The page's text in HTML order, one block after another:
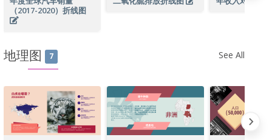
（2017-2020）折线图
地理图 7 See All